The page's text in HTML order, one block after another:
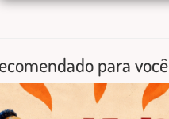
para você